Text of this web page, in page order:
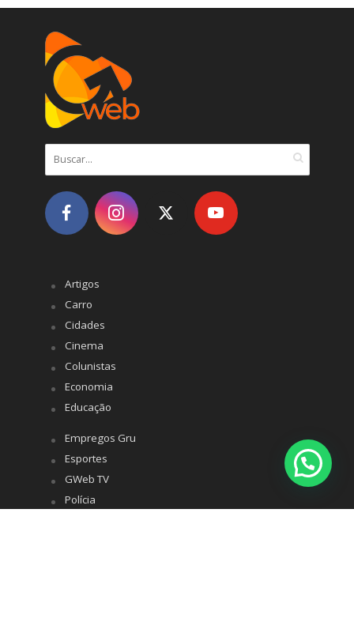
Artigos
Carro
Cidades
Cinema
Colunistas
Economia
Educação
Empregos Gru
Esportes
GWeb TV
Polícia